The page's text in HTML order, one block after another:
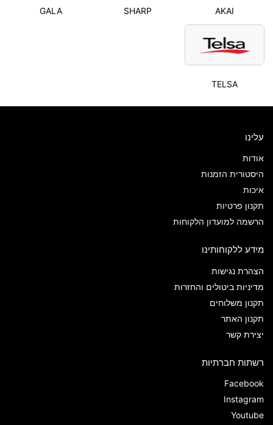
AKAI
SHARP
GALA
TELSA
עלינו
אודות
היסטורית הזמנות
איכות
תקנון פרטיות
הרשמה למועדון הלקוחות
מידע ללקוחותינו
הצהרת נגישות
מדיניות ביטולים והחזרות
תקנון משלוחים
תקנון האתר
יצירת קשר
רשתות חברתיות
Facebook
Instagram
Youtube